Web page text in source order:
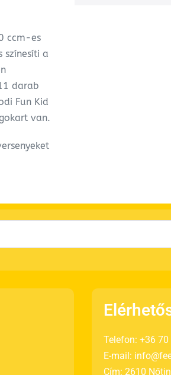
ccm-es
színesíti a
darab
Fun Kid
van.
Telefon: +36
E-mail:
Cím: 2610